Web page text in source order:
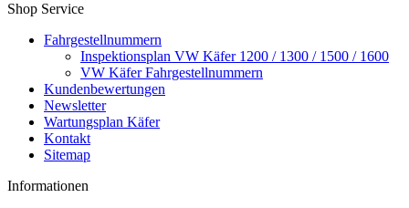
Shop Service
Fahrgestellnummern
Inspektionsplan VW Käfer 1200 / 1300 / 1500 / 1600
VW Käfer Fahrgestellnummern
Kundenbewertungen
Newsletter
Wartungsplan Käfer
Kontakt
Sitemap
Informationen